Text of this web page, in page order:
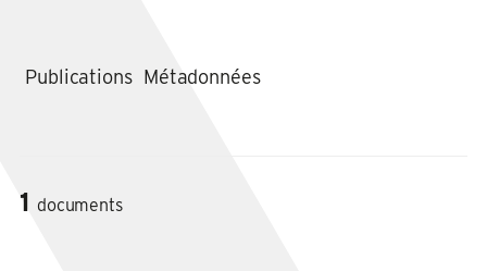
Publications Métadonnées
1 documents